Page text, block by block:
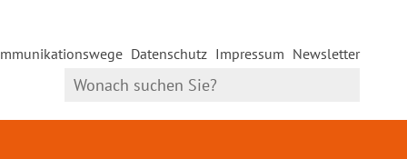
Datenschutz Impressum Newsletter